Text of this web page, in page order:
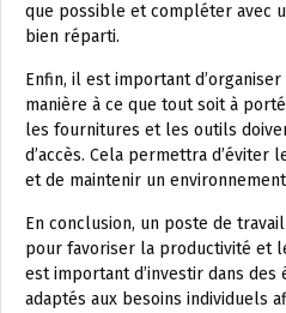
que possible et compléter avec
bien réparti.
Enfin, il est important
manière à ce que tout soit à
les fournitures et les outils
d’accès. Cela permettra
et de maintenir un
En conclusion, un poste de
pour favoriser la productivité et
est important d’investir dans
adaptés aux besoins individuels